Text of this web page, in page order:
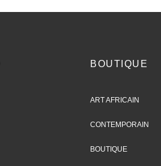
BOUTIQUE
ART AFRICAIN
CONTEMPORAIN
BOUTIQUE